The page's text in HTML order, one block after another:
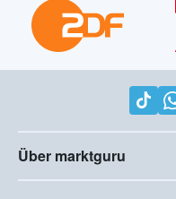
Über marktguru